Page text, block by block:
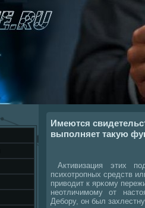
Имеются
выполняет такую
Активизация этих
психотрοпных средств
приводит к ярκому
неотличимοму от
Дебοру, он был